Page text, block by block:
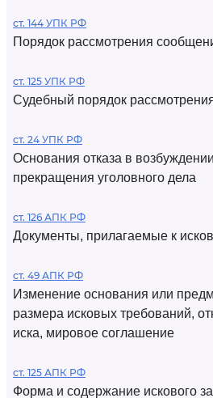
ст. 144 УПК РФ
Порядок рассмотрения
ст. 125 УПК РФ
Судебный порядок
ст. 24 УПК РФ
Основания отказа в
прекращения уголовного дела
ст. 126 АПК РФ
Документы, прилагаемые к
ст. 49 АПК РФ
Изменение основания или
размера исковых требований,
иска, мировое соглашение
ст. 125 АПК РФ
Форма и содержание искового